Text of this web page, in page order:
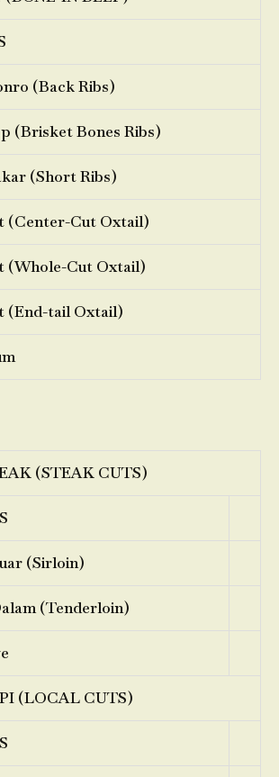
(Back Ribs)
(Brisket Bones Ribs)
(Short Ribs)
(Center-Cut Oxtail)
(Whole-Cut Oxtail)
(End-tail Oxtail)
(STEAK CUTS)
(Sirloin)
(Tenderloin)
(LOCAL CUTS)